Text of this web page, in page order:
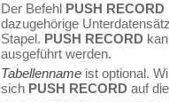
Der Befehl PUSH RECORD
dazugehörige
Stapel. PUSH RECORD
ausgeführt werden.
Tabellenname ist optional.
sich PUSH RECORD auf